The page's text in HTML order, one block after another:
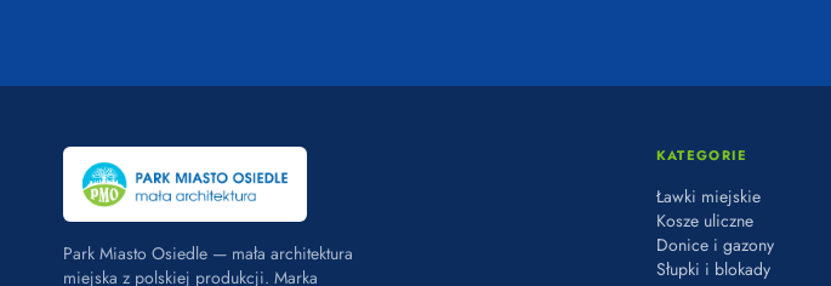
Park Miasto Osiedle — mała architektura
miejska z polskiej produkcji. Marka
KATEGORIE
Ławki miejskie
Kosze uliczne
Donice i gazony
Słupki i blokady